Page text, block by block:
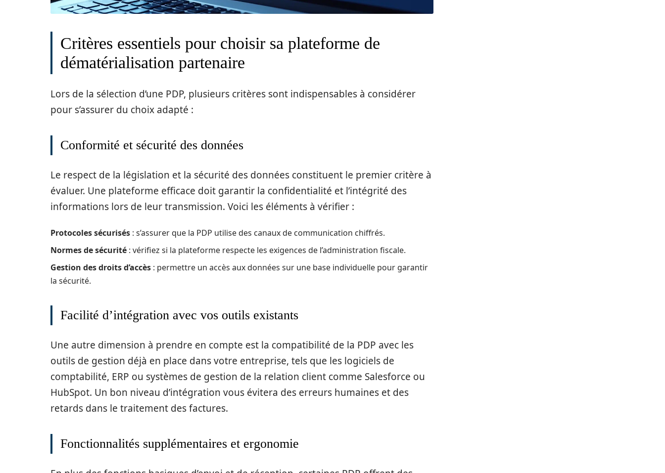
Critères essentiels pour choisir sa plateforme de
dématérialisation partenaire
Lors de la sélection d’une PDP, plusieurs critères sont indispensables à considérer
pour s’assurer du choix adapté :
Conformité et sécurité des données
Le respect de la législation et la sécurité des données constituent le premier critère à
évaluer. Une plateforme efficace doit garantir la confidentialité et l’intégrité des
informations lors de leur transmission. Voici les éléments à vérifier :
Protocoles sécurisés : s’assurer que la PDP utilise des canaux de communication chiffrés.
Normes de sécurité : vérifiez si la plateforme respecte les exigences de l’administration fiscale.
Gestion des droits d’accès : permettre un accès aux données sur une base individuelle pour garantir
la sécurité.
Facilité d’intégration avec vos outils existants
Une autre dimension à prendre en compte est la compatibilité de la PDP avec les
outils de gestion déjà en place dans votre entreprise, tels que les logiciels de
comptabilité, ERP ou systèmes de gestion de la relation client comme Salesforce ou
HubSpot. Un bon niveau d’intégration vous évitera des erreurs humaines et des
retards dans le traitement des factures.
Fonctionnalités supplémentaires et ergonomie